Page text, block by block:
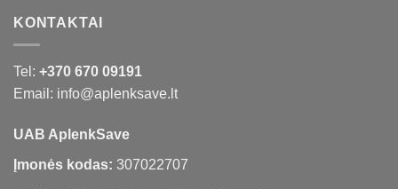
KONTAKTAI
Tel: +370 670 09191
Email: info@aplenksave.lt
UAB AplenkSave
Įmonės kodas: 307022707